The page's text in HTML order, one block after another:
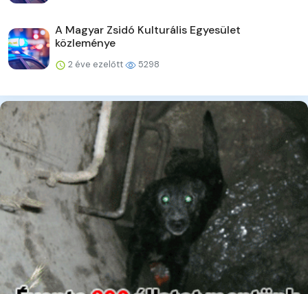
A Magyar Zsidó Kulturális Egyesület
közleménye
2 éve ezelőtt 5298